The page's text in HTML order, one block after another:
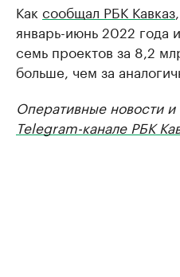
Как сообщал РБК Кавказ
январь-июнь 2022 года
семь проектов за 8,2
больше, чем за
Оперативные новости
Telegram-канале РБК